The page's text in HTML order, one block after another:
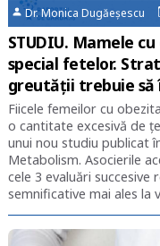
Dr. Monica Dugăeșescu
STUDIU. Mamele
special fetelor.
greutății trebuie să
Fiicele femeilor cu
o cantitate excesivă de
unui nou studiu publicat
Metabolism. Asocierile
cele 3 evaluări succesive
semnificative mai ales la